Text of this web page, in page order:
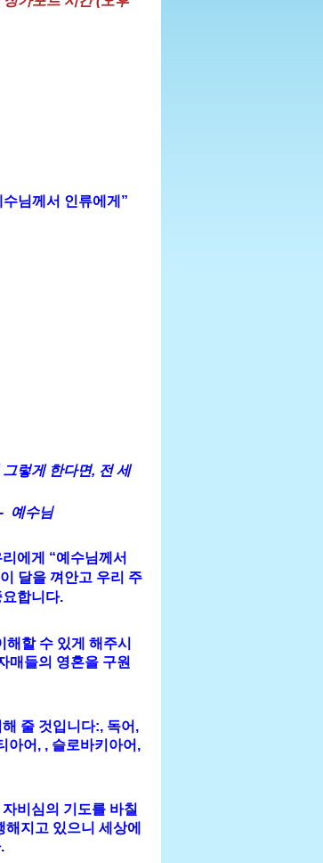
님께서 인류에게”
렇게 한다면, 전 세
에게 “예수님께서
달을 껴안고 우리 주
합니다.
할 수 있게 해주시
매들의 영혼을 구원
줄 것입니다:, 독어,
아어, , 슬로바키아어,
비심의 기도를 바칠
지고 있으니 세상에